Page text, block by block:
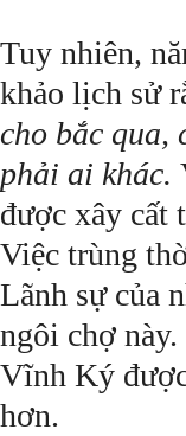
Tuy nhiên,
khảo lịch sử
cho bắc qua,
phải ai khác.
được xây cất
Việc trùng
Lãnh sự của
ngôi chợ
Vĩnh Ký
hơn.